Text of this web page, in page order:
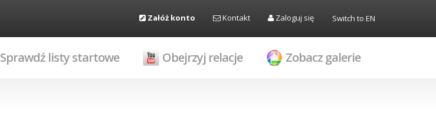
Załóż konto Kontakt Zaloguj się Switch to EN
Sprawdź listy startowe Obejrzyj relacje Zobacz galerie